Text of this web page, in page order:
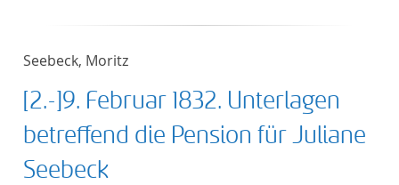
title descending
Seebeck, Moritz
[2.-]9. Februar 1832. Unterlagen
betreffend die Pension für Juliane
Seebeck